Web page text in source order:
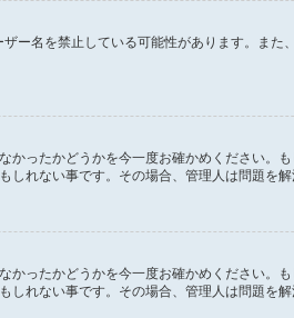
名を禁止している可能性があります。また
ったかどうかを今一度お確かめください。
れない事です。その場合、管理人は問題を解
ったかどうかを今一度お確かめください。
れない事です。その場合、管理人は問題を解